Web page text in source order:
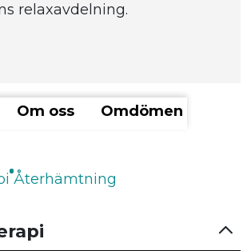
relaxavdelning.
Om oss Omdömen
Återhämtning